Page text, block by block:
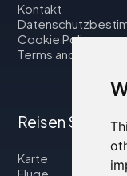
Kontakt
Cookie Policy
Terms and
Reisen Sie mit
Karte